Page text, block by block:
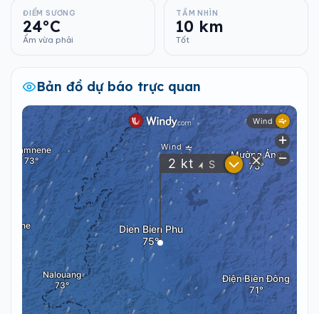
ĐIỂM SƯƠNG
24°C
Ẩm vừa phải
TẦM NHÌN
10 km
Tốt
Bản đồ dự báo trực quan